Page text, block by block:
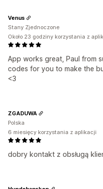
App works great, Paul from
codes for you to make the
<3
Venus
Stany Zjednoczone
Około 23 godziny korzystania z
dobry kontakt z obsługą
ZGADUWA
Polska
6 miesięcy korzystania z aplikacji